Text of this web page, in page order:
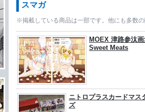
スマガ
※掲載している商品は一部です。他にも多数
MOEX 津路参汰
Sweet Meats
ニトロプラスカードマス
ズ